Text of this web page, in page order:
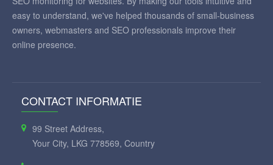
easy to understand, we've helped thousands of small-business
owners, webmasters and SEO professionals improve their
online presence.
CONTACT INFORMATIE
99 Street Address,
Your City, LKG 778569, Country